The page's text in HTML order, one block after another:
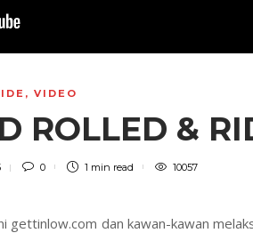
, VIDEO
ROLLED &
0 1 min read 10057
gettinlow.com dan kawan-kawan